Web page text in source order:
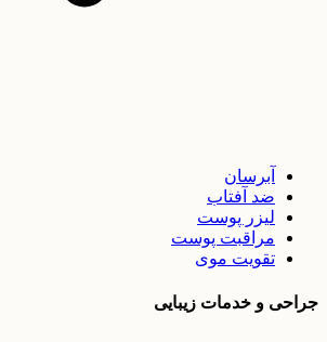
آبرسان
ضد آفتاب
لیزر پوست
مراقبت پوست
تقویت موی
جراحی و خدمات زیبایی